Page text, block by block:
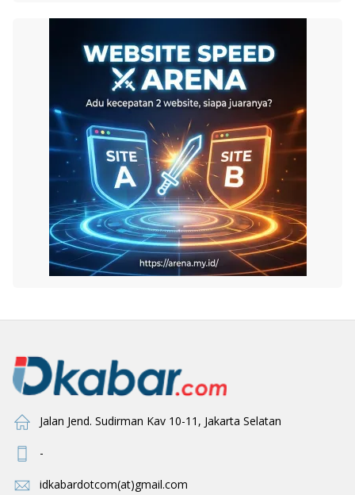
Jalan Jend. Sudirman Kav 10-11, Jakarta Selatan
-
idkabardotcom(at)gmail.com